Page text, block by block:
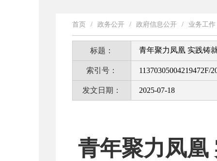
首页 / 政务公开 / 政府信息公开 / 业务工作
标题： 青年聚力凤凰 实践铸
索引号： 11370305004219472F/
发文日期： 2025-07-18
青年聚力凤凰